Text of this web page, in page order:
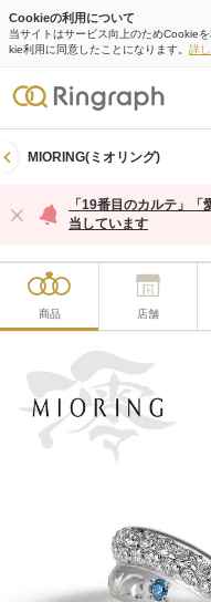
Cookieの利用について
当サイトはサービス向上のためCookie
kie利用に同意したことになります。 詳
MIORING(ミオリング)
「19番目のカルテ」
当しています
商品 店舗